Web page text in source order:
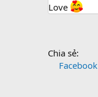
Love
Chia sẻ:
Facebook